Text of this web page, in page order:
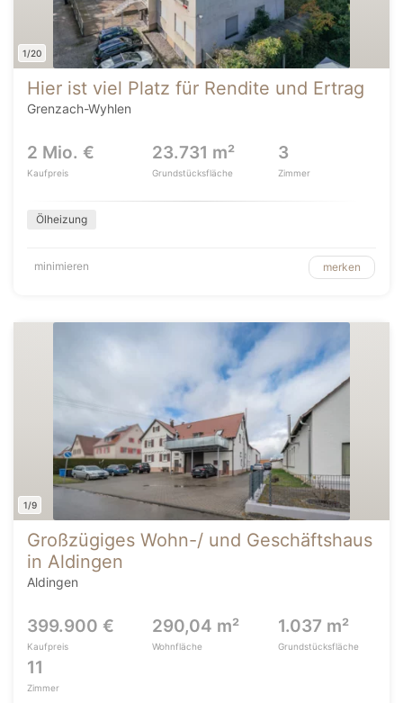
1/20
Hier ist viel Platz für Rendite und Ertrag
Grenzach-Wyhlen
2 Mio. €
Kaufpreis
23.731 m²
Grundstücksfläche
3
Zimmer
Ölheizung
minimieren merken
1/9
Großzügiges Wohn-/ und Geschäftshaus
in Aldingen
Aldingen
399.900 €
Kaufpreis
290,04 m²
Wohnfläche
1.037 m²
Grundstücksfläche
11
Zimmer